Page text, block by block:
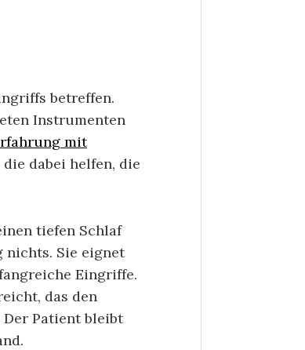
betreffen.
Instrumenten
mit
dabei helfen, die
tiefen Schlaf
nichts. Sie eignet
Eingriffe.
das den
Patient bleibt